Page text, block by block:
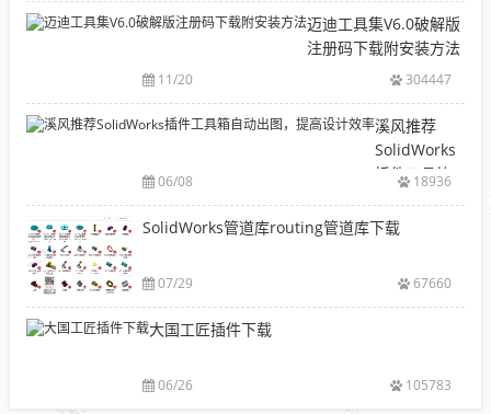
机
械
软
安
包
载
下
载|
型
下
载|
附
件
库
配
迈迪工具集V6.0破解版
注册码下载附安装方法
11/20 304447
溪风推荐
SolidWorks
插件工具箱
提高设计效
06/08 18936
SolidWorks管道库routing管道库下载
07/29 67660
大国工匠插件下载
06/26 105783